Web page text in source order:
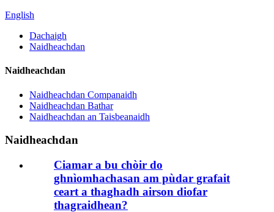
English
Dachaigh
Naidheachdan
Naidheachdan
Naidheachdan Companaidh
Naidheachdan Bathar
Naidheachdan an Taisbeanaidh
Naidheachdan
Ciamar a bu chòir do
ghnìomhachasan am pùdar grafait
ceart a thaghadh airson diofar
thagraidhean?